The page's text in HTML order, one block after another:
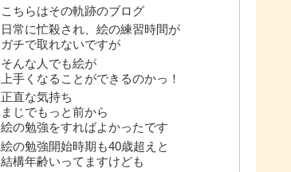
こちらはその軌跡のブログ
日常に忙殺され、絵の練習時間が
ガチで取れないですが
そんな人でも絵が
上手くなることができるのかっ！
正直な気持ち
まじでもっと前から
絵の勉強をすればよかったです
絵の勉強開始時期も40歳超えと
結構年齢いってますけども